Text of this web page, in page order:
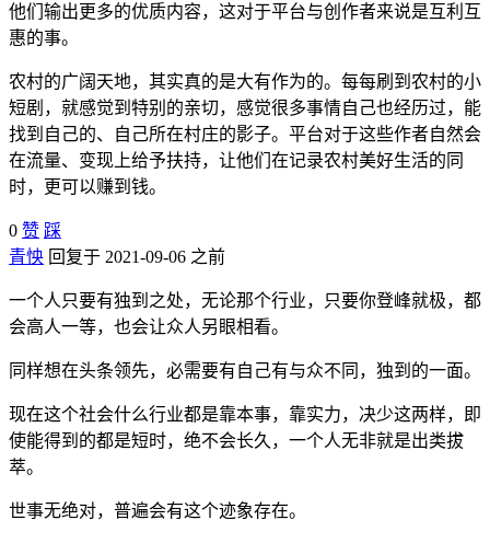
他们输出更多的优质内容，这对于平台与创作者来说是互利互
惠的事。
农村的广阔天地，其实真的是大有作为的。每每刷到农村的小
短剧，就感觉到特别的亲切，感觉很多事情自己也经历过，能
找到自己的、自己所在村庄的影子。平台对于这些作者自然会
在流量、变现上给予扶持，让他们在记录农村美好生活的同
时，更可以赚到钱。
0 赞 踩
青怏 回复于 2021-09-06 之前
一个人只要有独到之处，无论那个行业，只要你登峰就极，都
会高人一等，也会让众人另眼相看。
同样想在头条领先，必需要有自己有与众不同，独到的一面。
现在这个社会什么行业都是靠本事，靠实力，决少这两样，即
使能得到的都是短时，绝不会长久，一个人无非就是出类拔
萃。
世事无绝对，普遍会有这个迹象存在。